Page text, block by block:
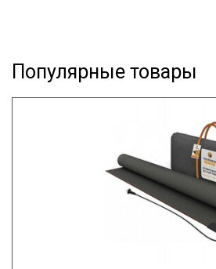
Популярные товары